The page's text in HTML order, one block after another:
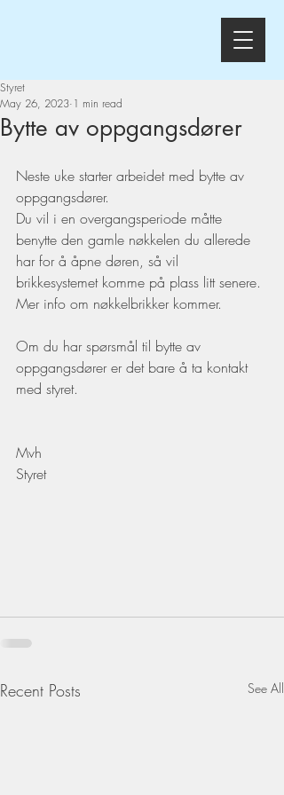
Bytte av oppgangsdører
Styret
May 26, 2023 1 min read
Neste uke starter arbeidet med bytte av
oppgangsdører.
Du vil i en overgangsperiode måtte
benytte den gamle nøkkelen du allerede
har for å åpne døren, så vil
brikkesystemet komme på plass litt senere.
Mer info om nøkkelbrikker kommer.
Om du har spørsmål til bytte av
oppgangsdører er det bare å ta kontakt
med styret.
Mvh
Styret
Recent Posts See All